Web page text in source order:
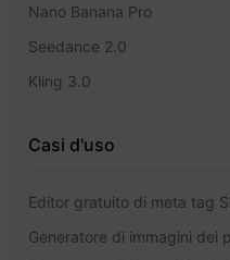
Nano Banana Pro
Seedance 2.0
Kling 3.0
Casi d'uso
Editor gratuito di meta tag
Generatore di immagini dei